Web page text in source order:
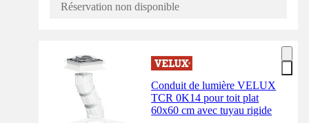
Réservation non disponible
Conduit de lumière VELUX
TCR 0K14 pour toit plat
60x60 cm avec tuyau rigide